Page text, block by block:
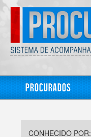
Procurados
CONHECIDO POR: